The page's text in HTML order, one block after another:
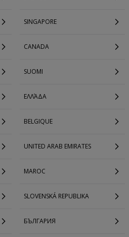
SINGAPORE
CANADA
SUOMI
ΕΛΛΆΔΑ
BELGIQUE
UNITED ARAB EMIRATES
MAROC
SLOVENSKÁ REPUBLIKA
БЪЛГАРИЯ